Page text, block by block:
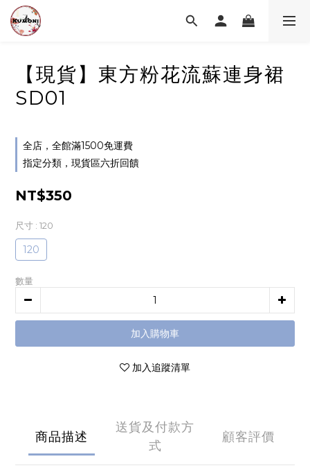
【現貨】東方粉花流蘇連身裙
SD01
全店，全館滿1500免運費
指定分類，現貨區六折回饋
NT$350
尺寸 : 120
120
數量
加入購物車
加入追蹤清單
商品描述
送貨及付款方
式
顧客評價